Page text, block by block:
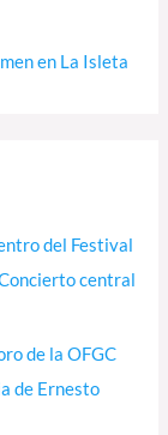
en La Isleta
del Festival
central
de la OFGC
de Ernesto